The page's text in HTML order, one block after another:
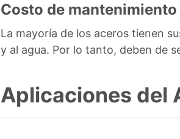
Costo de mantenimiento
La mayoría de los aceros tienen
y al agua. Por lo tanto, deben de
Aplicaciones del